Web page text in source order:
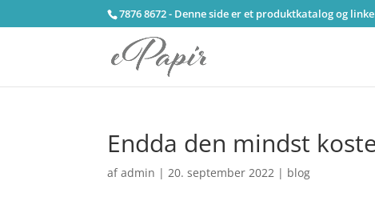
7876 8672 - Denne side er et produktkatalog og
Endda den mindst
afadmin |20. september 2022 | blog